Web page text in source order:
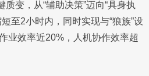
变，从“辅助决策”迈向“具身执
至2小时内，同时实现与“狼族”设
业效率近20%，人机协作效率超